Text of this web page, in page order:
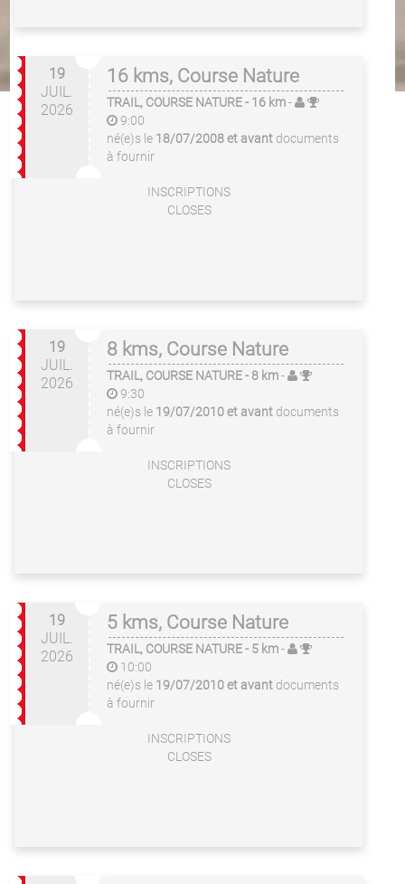
19
JUIL.
2026
16 kms, Course Nature
TRAIL, COURSE NATURE- 16 km-
9:00
né(e)s le 18/07/2008 et avant documents
à fournir
INSCRIPTIONS
CLOSES
19
JUIL.
2026
8 kms, Course Nature
TRAIL, COURSE NATURE- 8 km-
9:30
né(e)s le 19/07/2010 et avant documents
à fournir
INSCRIPTIONS
CLOSES
19
JUIL.
2026
5 kms, Course Nature
TRAIL, COURSE NATURE- 5 km-
10:00
né(e)s le 19/07/2010 et avant documents
à fournir
INSCRIPTIONS
CLOSES